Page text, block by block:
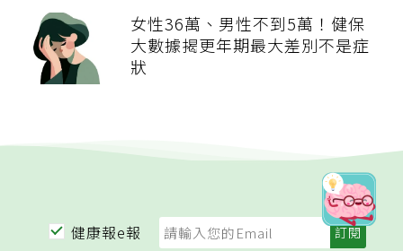
女性36萬、男性不到5萬！健保
大數據揭更年期最大差別不是症
狀
健康報e報